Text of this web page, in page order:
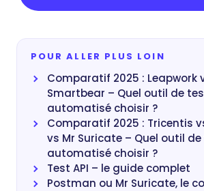
POUR ALLER PLUS LOIN
Comparatif 2025 : Leapwork
Smartbear – Quel outil de
automatisé choisir ?
Comparatif 2025 : Tricentis
vs Mr Suricate – Quel outil
automatisé choisir ?
Test API – le guide complet
Postman ou Mr Suricate, le